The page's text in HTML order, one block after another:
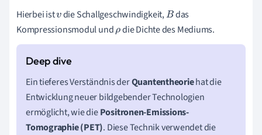
Hierbei istvdie Schallgeschwindigkeit,B das
Kompressionsmodul undρdie Dichte des Mediums.
Ein tieferes Verständnis derQuantentheoriehat die
Entwicklung neuer bildgebender Technologien
ermöglicht, wie diePositronen-Emissions-
Tomographie (PET). Diese Technik verwendet die